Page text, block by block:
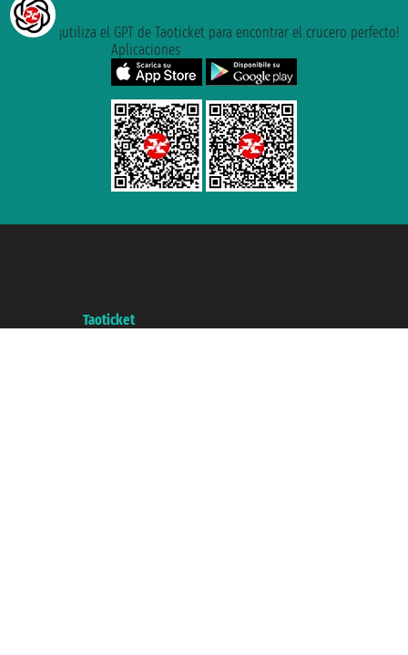
¡utiliza el GPT de Taoticket para encontrar el crucero perfecto!
Aplicaciones
Taoticket